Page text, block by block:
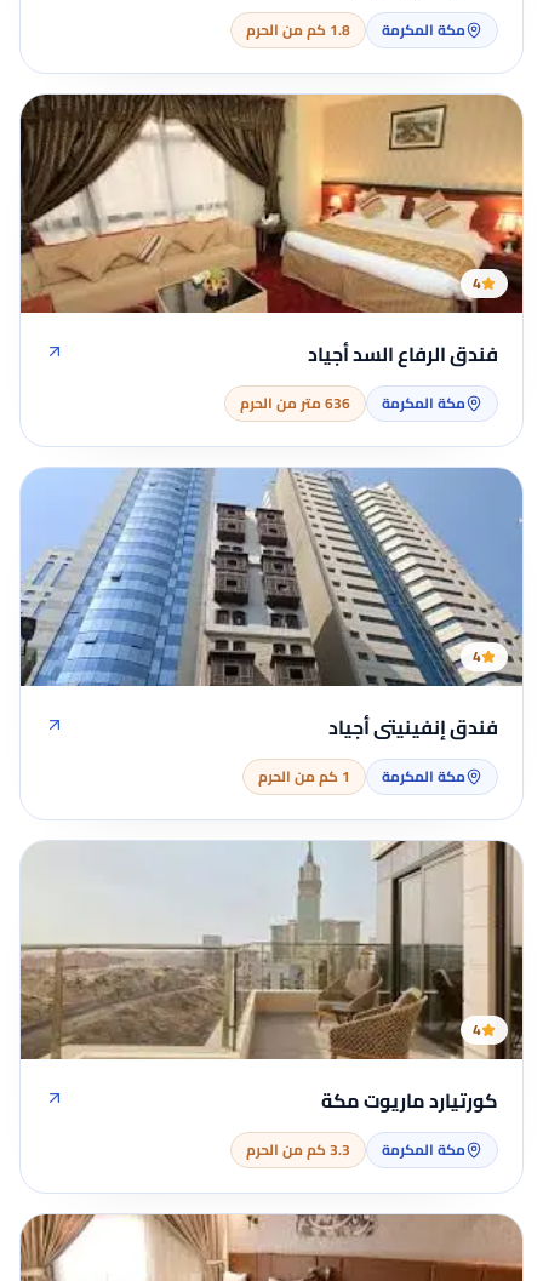
مكة المكرمة 1.8 كم من الحرم
4
فندق الرفاع السد أجياد
مكة المكرمة 636 متر من الحرم
4
فندق إنفينيتى أجياد
مكة المكرمة 1 كم من الحرم
4
كورتيارد ماريوت مكة
مكة المكرمة 3.3 كم من الحرم